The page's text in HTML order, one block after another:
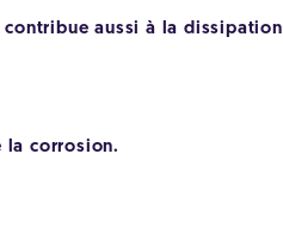
aussi à la dissipation
la corrosion.